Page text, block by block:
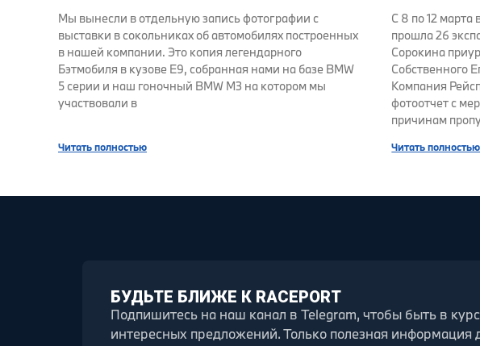
Мы вынесли в отдельную запись фотографии с
выставки в сокольниках об автомобилях построенных
в нашей компании. Это копия легендарного
Бэтмобиля в кузове E9, собранная нами на базе BMW
5 серии и наш гоночный BMW M3 на котором мы
участвовали в
Читать полностью
С 8 по 12 марта
прошла 26
Сорокина
Собственного
Компания
фотоотчет с
причинам
Читать полностью
БУДЬТЕ БЛИЖЕ К RACEPORT
Подпишитесь на наш канал в Telegram, чтобы быть в
интересных предложений. Только полезная информация